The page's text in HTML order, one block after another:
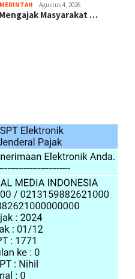
Agustus 4, 2026
Masyarakat …